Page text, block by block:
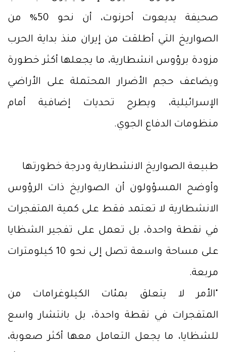
صحيفة يديعوت أحرنوت، أن نحو 50% من
الصواريخ التي أطلقت من إيران منذ بداية الحرب
مزودة برؤوس انشطارية، ما يجعلها أكثر خطورة
ويضاعف حجم الأضرار المحتملة على الأراضي
الإسرائيلية، ويطرح تحديات إضافية أمام
منظومات الدفاع الجوي.
طبيعة الصواريخ الانشطارية ودرجة خطورتها
وأوضح المسؤولون أن الصواريخ ذات الرؤوس
الانشطارية لا تعتمد فقط على كمية المتفجرات
في نقطة واحدة، بل تعمل على تفجير الشظايا
على مساحة واسعة تصل إلى نحو 10 كيلومترات
مربعة.
"الأمر لا يتعلق بمئات الكيلوغرامات من
المتفجرات في نقطة واحدة، بل بانتشار واسع
للشظايا، ما يجعل التعامل معها أكثر صعوبة،